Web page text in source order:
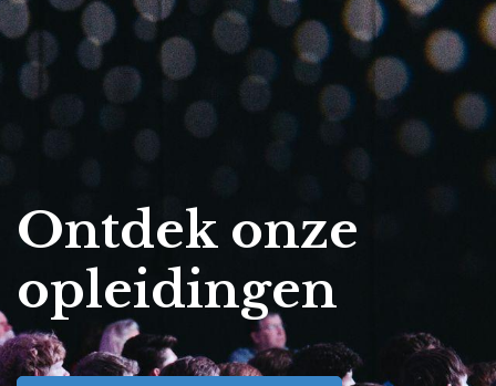
Ontdek onze
opleidingen